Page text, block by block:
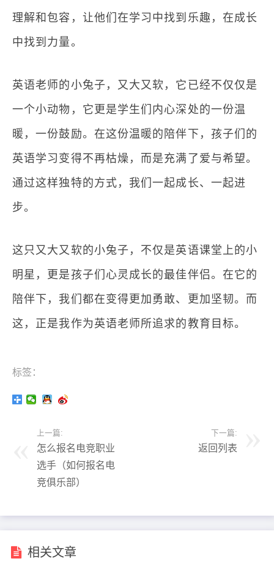
理解和包容，让他们在学习中找到乐趣，在成长
中找到力量。
英语老师的小兔子，又大又软，它已经不仅仅是
一个小动物，它更是学生们内心深处的一份温
暖，一份鼓励。在这份温暖的陪伴下，孩子们的
英语学习变得不再枯燥，而是充满了爱与希望。
通过这样独特的方式，我们一起成长、一起进
步。
这只又大又软的小兔子，不仅是英语课堂上的小
明星，更是孩子们心灵成长的最佳伴侣。在它的
陪伴下，我们都在变得更加勇敢、更加坚韧。而
这，正是我作为英语老师所追求的教育目标。
标签：
上一篇:
怎么报名电竞职业
选手（如何报名电
竞俱乐部）
下一篇:
返回列表
相关文章